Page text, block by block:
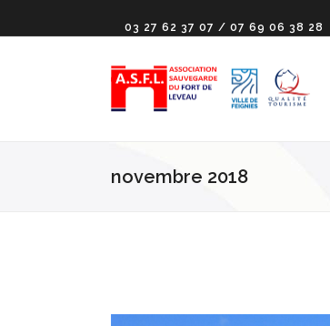
03 27 62 37 07 / 07 69 06 38 28
novembre 2018